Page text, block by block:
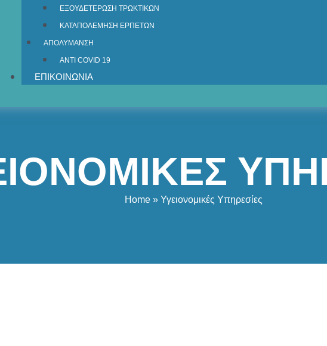
ΕΞΟΥΔΕΤΕΡΩΣΗ ΤΡΩΚΤΙΚΩΝ
ΚΑΤΑΠΟΛΕΜΗΣΗ ΕΡΠΕΤΩΝ
ΑΠΟΛΥΜΑΝΣΗ
ANTI COVID 19
ΕΠΙΚΟΙΝΩΝΙΑ
Home » Υγειονομικές Υπηρεσίες